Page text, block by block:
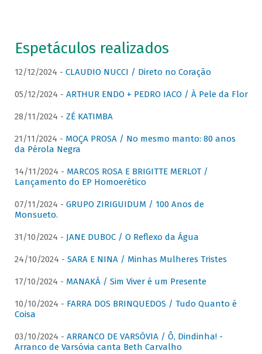
Espetáculos realizados
12/12/2024 - CLAUDIO NUCCI / Direto no Coração
05/12/2024 - ARTHUR ENDO + PEDRO IACO / À Pele da Flor
28/11/2024 - ZÉ KATIMBA
21/11/2024 - MOÇA PROSA / No mesmo manto: 80 anos
da Pérola Negra
14/11/2024 - MARCOS ROSA E BRIGITTE MERLOT /
Lançamento do EP Homoerético
07/11/2024 - GRUPO ZIRIGUIDUM / 100 Anos de
Monsueto.
31/10/2024 - JANE DUBOC / O Reflexo da Água
24/10/2024 - SARA E NINA / Minhas Mulheres Tristes
17/10/2024 - MANAKÁ / Sim Viver é um Presente
10/10/2024 - FARRA DOS BRINQUEDOS / Tudo Quanto é
Coisa
03/10/2024 - ARRANCO DE VARSÓVIA / Ô, Dindinha! -
Arranco de Varsóvia canta Beth Carvalho